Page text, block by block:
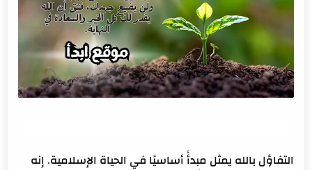
التفاؤل بالله يمثل مبدأً أساسيًا في الحياة الإسلامية. إنه